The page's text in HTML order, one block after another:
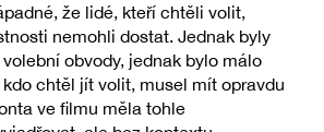
že lidé, kteří chtěli volit,
nemohli dostat. Jednak byly
obvody, jednak bylo málo
chtěl jít volit, musel mít opravdu
ve filmu měla tohle